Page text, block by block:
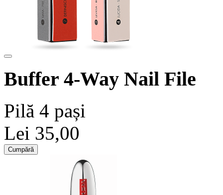
Buffer 4-Way Nail File
Pilă 4 pași
Lei 35,00
Cumpără